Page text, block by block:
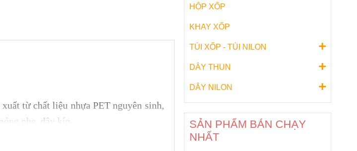
xuất từ chất liệu nhựa PET nguyên sinh,
nhẹ, đậy kín.
HỘP XỐP
KHAY XỐP
TÚI XỐP - TÚI NILON
DÂY THUN
DÂY NILON
SẢN PHẨM BÁN CHẠY
NHẤT